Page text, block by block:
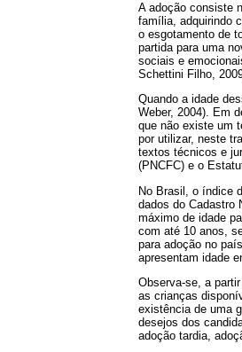
A adoção consiste
família, adquirindo
o esgotamento de
partida para uma
sociais e
Schettini Filho,
Quando a idade
Weber, 2004). Em
que não existe um
por utilizar, neste
textos técnicos e
(PNCFC) e o
No Brasil, o índice
dados do Cadastro
máximo de idade
com até 10 anos,
para adoção no
apresentam idade
Observa-se, a
as crianças
existência de uma
desejos dos
adoção tardia,